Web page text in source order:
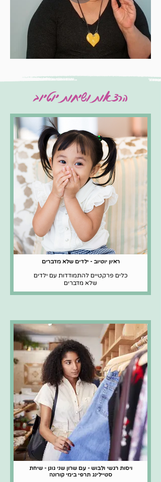
הרצאות ושיחות יוטיוב
ראיון יוטיוב - ילדים שלא מדברים
כלים פרקטיים להתמודדות עם ילדים
שלא מדברים
ויסות רגשי ולבוש - עם שרון שני גונן - שיחת
סטיילינג תרפי בימי קורונה